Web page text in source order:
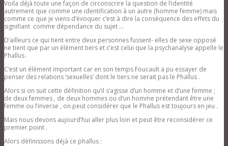
Voila déjà toute une façon de circonscrire la question de l’identité
autrement que comme une identification à un autre (homme femme) mais
comme ce que je viens d’évoquer c’est à dire la conséquence des effets du
signifiant comme dépendance du sujet …
D’ailleurs ce qui tient entre deux personnes fussent- elles de sexe opposé
ne tient que par un élément tiers et c’est celui que la psychanalyse appelle le
Phallus .
C’est un élément important car en son temps Foucault a pu essayer de
penser des relations ‘sexuelles’ dont le tiers ne serait pas le Phallus .
Alors si on suit cette définition qu’il s’agisse d’un homme et d’une femme ;
de deux femmes , de deux hommes ou d’un homme prétendant être une
femme ou l’inverse , on peut considérer que le Phallus est toujours en jeu .
Mais nous devons aujourd’hui aller plus loin et peut être reconsidérer ce
premier point .
Alors définissons déjà ce phallus :